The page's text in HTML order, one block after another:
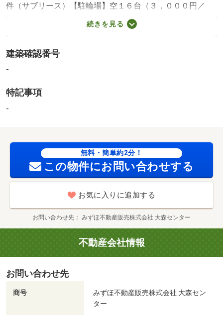
件（サブリース）【駐輪場】空１６台（３，０００円／
月） 【バイク置場】空無（３，０００円／月）※駐輪
場、バイク置場の空き状況は２０２４／２／５現在 【テ
約要 【インターネット】ＮＴＴ、ＮＵＲＯ光導入※別途
個別契約要
続きを見る
建築確認番号
-
特記事項
-
無料・簡単約2分！
この物件にお問い合わせする
お気に入りに追加する
お問い合わせ先 みずほ不動産販売株式会社 大森センター
不動産会社情報
お問い合わせ先
商号
みずほ不動産販売株式会社 大森セン
ター